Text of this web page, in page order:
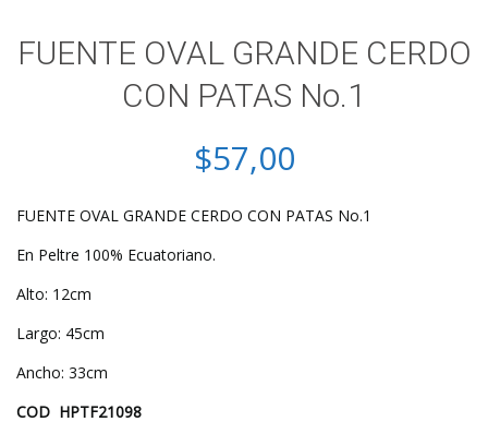
FUENTE OVAL GRANDE CERDO
CON PATAS No.1
$57,00
FUENTE OVAL GRANDE CERDO CON PATAS No.1
En Peltre 100% Ecuatoriano.
Alto: 12cm
Largo: 45cm
Ancho: 33cm
COD HPTF21098